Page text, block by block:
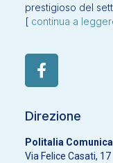
prestigioso del
[ continua a
Direzione
Politalia
Via Felice Casati, 17